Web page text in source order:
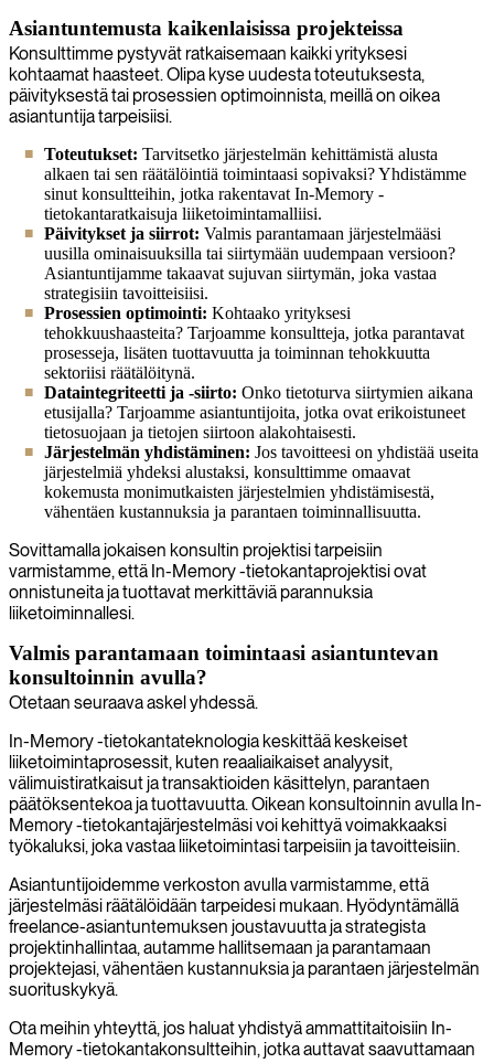
Asiantuntemusta kaikenlaisissa projekteissa
Konsulttimme pystyvät ratkaisemaan kaikki yrityksesi
kohtaamat haasteet. Olipa kyse uudesta toteutuksesta,
päivityksestä tai prosessien optimoinnista, meillä on oikea
asiantuntija tarpeisiisi.
Toteutukset: Tarvitsetko järjestelmän kehittämistä alusta
alkaen tai sen räätälöintiä toimintaasi sopivaksi? Yhdistämme
sinut konsultteihin, jotka rakentavat In-Memory -
tietokantaratkaisuja liiketoimintamalliisi.
Päivitykset ja siirrot: Valmis parantamaan järjestelmääsi
uusilla ominaisuuksilla tai siirtymään uudempaan versioon?
Asiantuntijamme takaavat sujuvan siirtymän, joka vastaa
strategisiin tavoitteisiisi.
Prosessien optimointi: Kohtaako yrityksesi
tehokkuushaasteita? Tarjoamme konsultteja, jotka parantavat
prosesseja, lisäten tuottavuutta ja toiminnan tehokkuutta
sektoriisi räätälöitynä.
Dataintegriteetti ja -siirto: Onko tietoturva siirtymien aikana
etusijalla? Tarjoamme asiantuntijoita, jotka ovat erikoistuneet
tietosuojaan ja tietojen siirtoon alakohtaisesti.
Järjestelmän yhdistäminen: Jos tavoitteesi on yhdistää useita
järjestelmiä yhdeksi alustaksi, konsulttimme omaavat
kokemusta monimutkaisten järjestelmien yhdistämisestä,
vähentäen kustannuksia ja parantaen toiminnallisuutta.
Sovittamalla jokaisen konsultin projektisi tarpeisiin
varmistamme, että In-Memory -tietokantaprojektisi ovat
onnistuneita ja tuottavat merkittäviä parannuksia
liiketoiminnallesi.
Valmis parantamaan toimintaasi asiantuntevan
konsultoinnin avulla?
Otetaan seuraava askel yhdessä.
In-Memory -tietokantateknologia keskittää keskeiset
liiketoimintaprosessit, kuten reaaliaikaiset analyysit,
välimuistiratkaisut ja transaktioiden käsittelyn, parantaen
päätöksentekoa ja tuottavuutta. Oikean konsultoinnin avulla In-
Memory -tietokantajärjestelmäsi voi kehittyä voimakkaaksi
työkaluksi, joka vastaa liiketoimintasi tarpeisiin ja tavoitteisiin.
Asiantuntijoidemme verkoston avulla varmistamme, että
järjestelmäsi räätälöidään tarpeidesi mukaan. Hyödyntämällä
freelance-asiantuntemuksen joustavuutta ja strategista
projektinhallintaa, autamme hallitsemaan ja parantamaan
projektejasi, vähentäen kustannuksia ja parantaen järjestelmän
suorituskykyä.
Ota meihin yhteyttä, jos haluat yhdistyä ammattitaitoisiin In-
Memory -tietokantakonsultteihin, jotka auttavat saavuttamaan